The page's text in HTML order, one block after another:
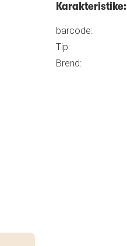
Karakteristike:
barcode:
Tip:
Brend: